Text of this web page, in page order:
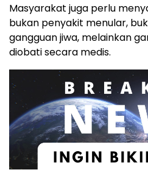
Masyarakat juga perlu
bukan penyakit menular,
gangguan jiwa, melainkan
diobati secara medis.